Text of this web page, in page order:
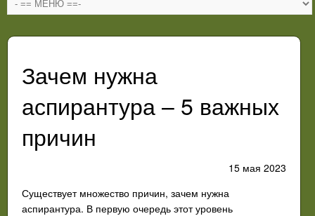
Зачем нужна
аспирантура – 5 важных
причин
15 мая 2023
Существует множество причин, зачем нужна
аспирантура. В первую очередь этот уровень